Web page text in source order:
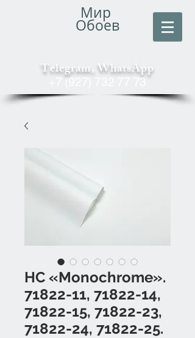
Мир
Обоев
Telegram, WhatsApp
+7 (927) 732 77 73
HC «Monochrome».
71822-11, 71822-14,
71822-15, 71822-23,
71822-24, 71822-25.